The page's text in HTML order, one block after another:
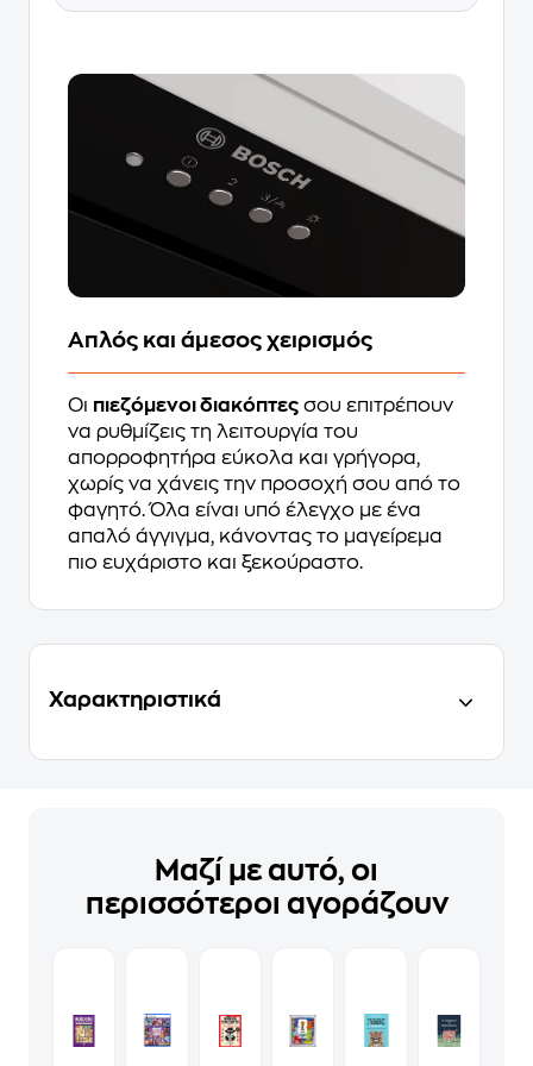
Απλός και άμεσος χειρισμός
Οι πιεζόμενοι διακόπτες σου επιτρέπουν
να ρυθμίζεις τη λειτουργία του
απορροφητήρα εύκολα και γρήγορα,
χωρίς να χάνεις την προσοχή σου από το
φαγητό. Όλα είναι υπό έλεγχο με ένα
απαλό άγγιγμα, κάνοντας το μαγείρεμα
πιο ευχάριστο και ξεκούραστο.
Χαρακτηριστικά
Μαζί με αυτό, οι
περισσότεροι αγοράζουν